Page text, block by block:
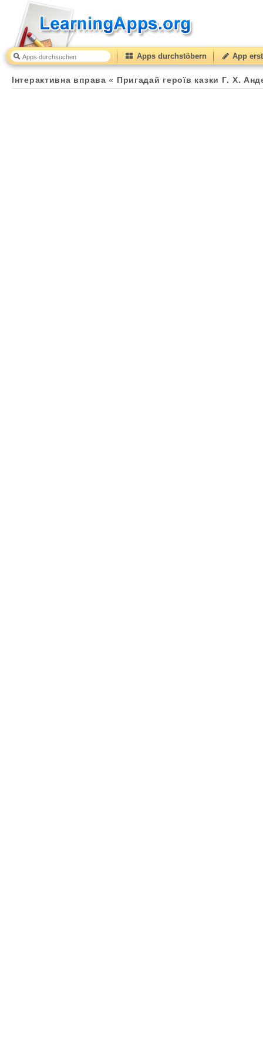
Apps durchstöbern App
Інтерактивна вправа « Пригадай героїв казки Г. Х.
Інтерактивна вправа « Пригадай героїв казки Г. Х. Андерсена (автор Вікулова